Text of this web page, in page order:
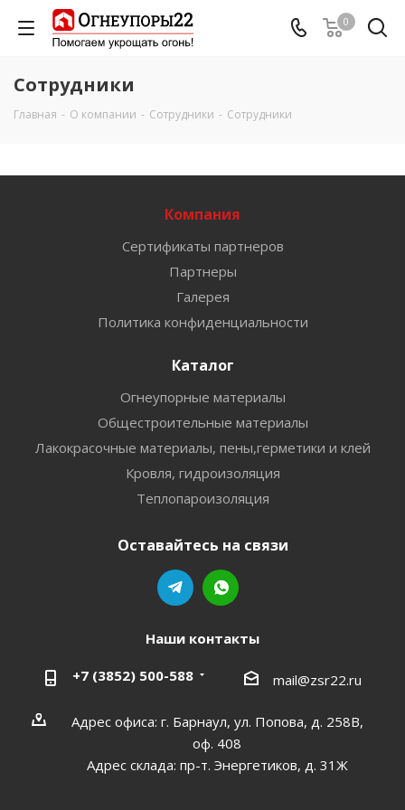
0
Сотрудники
Главная - О компании - Сотрудники - Сотрудники
Компания
Сертификаты партнеров
Партнеры
Галерея
Политика конфиденциальности
Каталог
Огнеупорные материалы
Общестроительные материалы
Лакокрасочные материалы, пены,герметики и клей
Кровля, гидроизоляция
Теплопароизоляция
Оставайтесь на связи
Наши контакты
+7 (3852) 500-588 mail@zsr22.ru
Адрес офиса: г. Барнаул, ул. Попова, д. 258В,
оф. 408
Адрес склада: пр-т. Энергетиков, д. 31Ж